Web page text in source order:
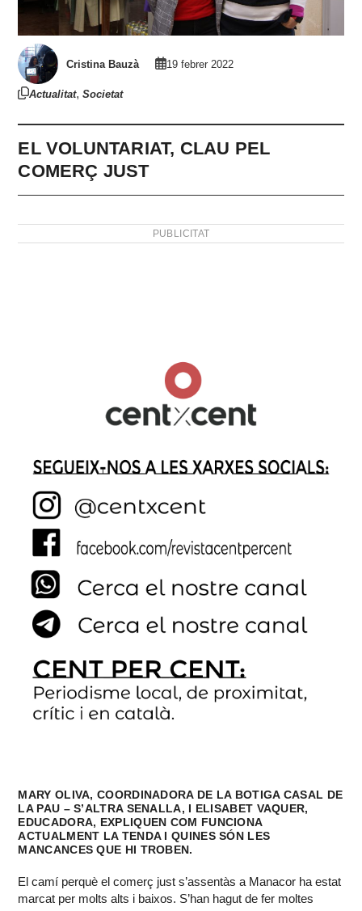
Cristina Bauzà 19 febrer 2022
Actualitat,Societat
EL VOLUNTARIAT, CLAU PEL
COMERÇ JUST
PUBLICITAT
MARY OLIVA, COORDINADORA DE LA BOTIGA CASAL DE
LA PAU – S’ALTRA SENALLA, I ELISABET VAQUER,
EDUCADORA, EXPLIQUEN COM FUNCIONA
ACTUALMENT LA TENDA I QUINES SÓN LES
MANCANCES QUE HI TROBEN.
El camí perquè el comerç just s’assentàs a Manacor ha estat
marcat per molts alts i baixos. S’han hagut de fer moltes